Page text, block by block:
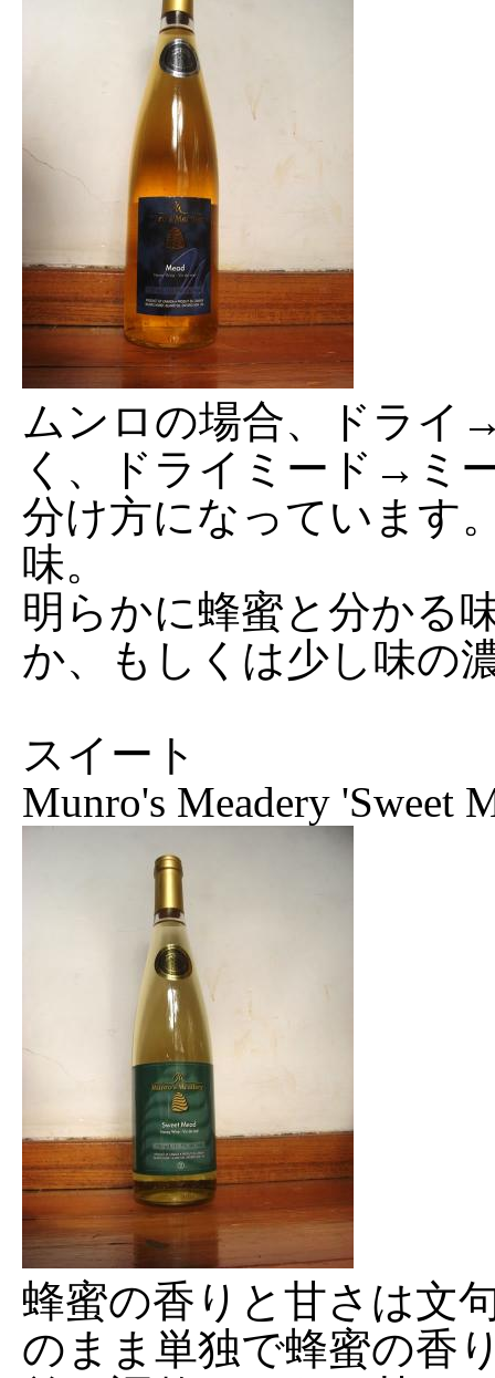
ムンロの場合、ドラ
く、ドライミード→ミ
分け方になっています
味。
明らかに蜂蜜と分かる
か、もしくは少し味の
スイート
Munro's Meadery 'Sweet
蜂蜜の香りと甘さは文
のまま単独で蜂蜜の香